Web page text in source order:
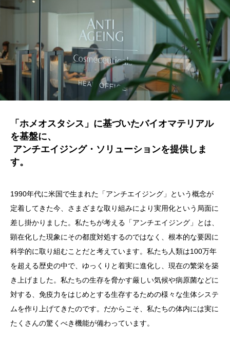
「ホメオスタシス」に基づいたバイオマテリアル
を基盤に、
アンチエイジング・ソリューションを提供しま
す。
1990年代に米国で生まれた「アンチエイジング」という概念が
定着してきた今、さまざまな取り組みにより実用化という局面に
差し掛かりました。私たちが考える「アンチエイジング」とは、
顕在化した現象にその都度対処するのではなく、根本的な要因に
科学的に取り組むことだと考えています。私たち人類は100万年
を超える歴史の中で、ゆっくりと着実に進化し、現在の繁栄を築
き上げました。私たちの生存を脅かす厳しい気候や病原菌などに
対する、免疫力をはじめとする生存するための様々な生体システ
ムを作り上げてきたのです。だからこそ、私たちの体内には実に
たくさんの驚くべき機能が備わっています。